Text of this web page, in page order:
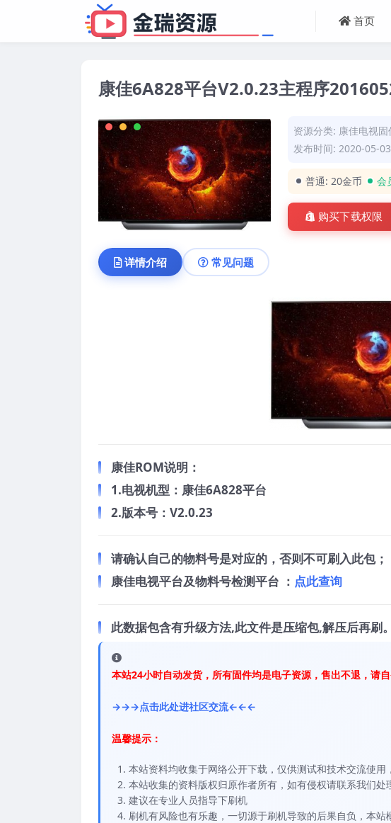
首页
康佳6A828平台V2.0.23主程序
资源分类: 康佳电视固
发布时间: 2020-05-03
普通:20金币 会
购买下载权限
详情介绍 常见问题
康佳ROM说明：
1.电视机型：康佳6A828平台
2.版本号：V2.0.23
请确认自己的物料号是对应的，否则不可刷入此包；
康佳电视平台及物料号检测平台 ： 点此查询
此数据包含有升级方法,此文件是压缩包,解压后再刷。
本站24小时自动发货，所有固件均是电子资源，售出不退，请
→→→点击此处进社区交流←←←
温馨提示：
本站资料均收集于网络公开下载，仅供测试和技术交流使用
本站收集的资料版权归原作者所有，如有侵权请联系我们
建议在专业人员指导下刷机
刷机有风险也有乐趣，一切源于刷机导致的后果自负，本站